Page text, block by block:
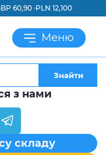
60,90 ·PLN 12,100
Меню
Знайти
з нами
складу